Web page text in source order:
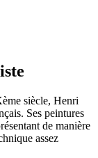
siècle, Henri
Ses peintures
de manière
assez